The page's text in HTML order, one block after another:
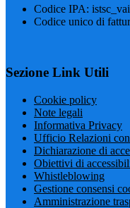
Codice IPA:
Codice unico di
Sezione Link Utili
Cookie policy
Note legali
Informativa Privacy
Ufficio Relazioni
Dichiarazione di
Obiettivi di
Whistleblowing
Gestione consensi
Amministrazione